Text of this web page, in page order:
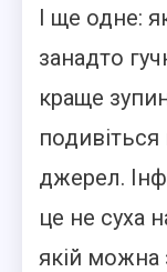
І ще одне:
занадто
краще
подивіться
джерел.
це не суха
якій можна